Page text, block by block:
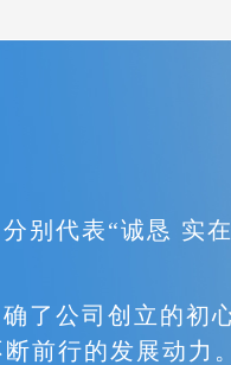
别代表“诚恳 实
了公司创立的初
前行的发展动力